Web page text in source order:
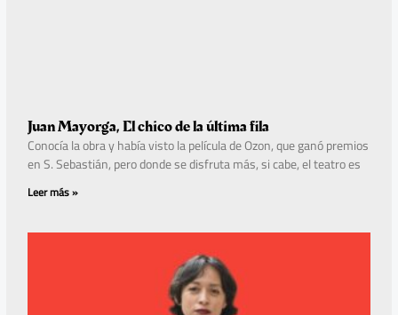
Juan Mayorga, El chico de la última fila
Conocía la obra y había visto la película de Ozon, que ganó premios
en S. Sebastián, pero donde se disfruta más, si cabe, el teatro es
Leer más »